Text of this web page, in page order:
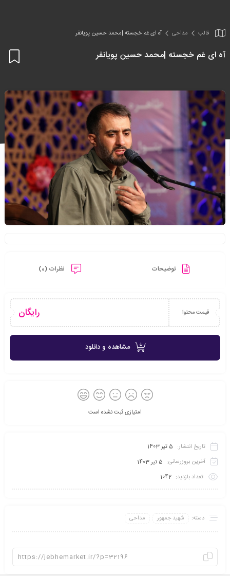
قالب مداحی آه ای غم خجسته |محمد حسین پویانفر
آه ای غم خجسته |محمد حسین پویانفر
توضیحات نظرات (0)
قیمت محتوا رایگان
مشاهده و دانلود
امتیازی ثبت نشده است
تاریخ انتشار: 5 تیر 1403
آخرین بروزرسانی: 5 تیر 1403
تعداد بازدید: 1042
دسته: شهید جمهور مداحی